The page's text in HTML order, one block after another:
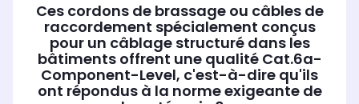
Ces cordons de brassage ou câbles de
raccordement spécialement conçus
pour un câblage structuré dans les
bâtiments offrent une qualité Cat.6a-
Component-Level, c'est-à-dire qu'ils
ont répondus à la norme exigeante de